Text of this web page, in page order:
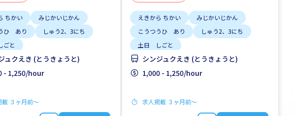
ちかい
みじかいじかん
ひ あり
しゅう2、3にち
と
ュクえき (とうきょうと)
- 1,250/hour
載 ３ヶ月前〜
えきから ちかい
みじかいじかん
こうつうひ あり
しゅう2、3にち
土日 しごと
シンジュクえき (とうきょうと)
1,000 - 1,250/hour
求人掲載 ３ヶ月前〜